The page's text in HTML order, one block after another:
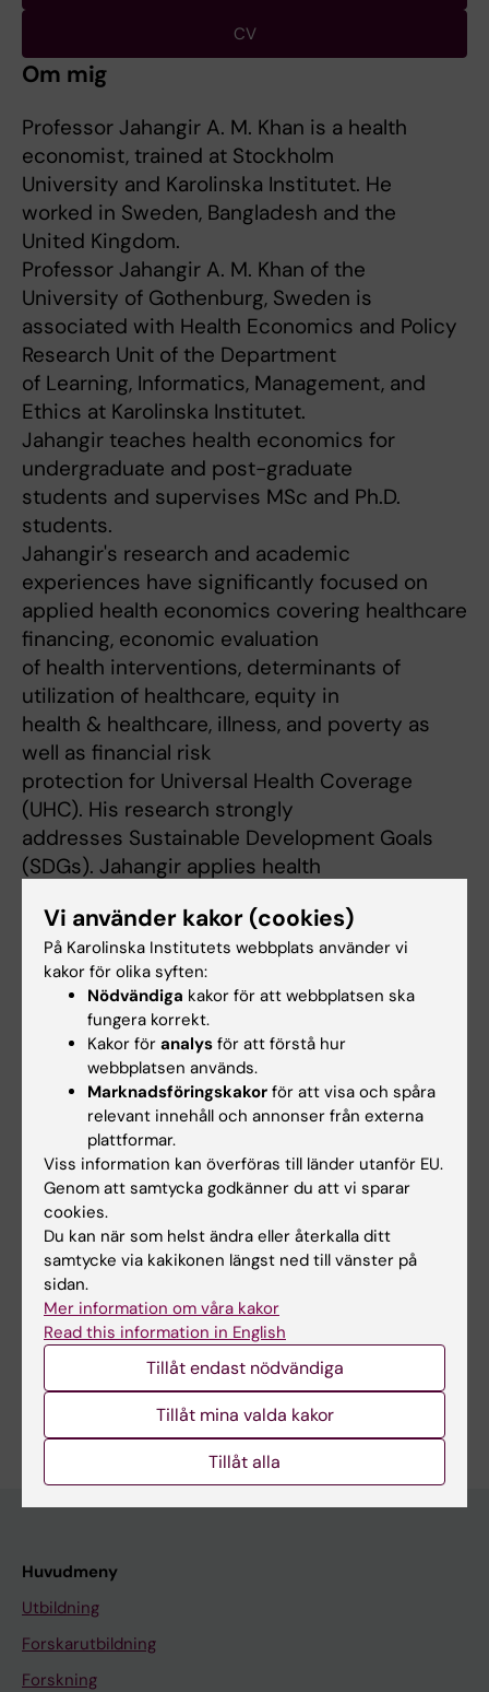
CV
Om mig
Professor Jahangir A. M. Khan is a health
economist, trained at Stockholm
University and Karolinska Institutet. He
worked in Sweden, Bangladesh and the
United Kingdom.
Professor Jahangir A. M. Khan of the
University of Gothenburg, Sweden is
associated with Health Economics and Policy
Research Unit of the Department
of Learning, Informatics, Management, and
Ethics at Karolinska Institutet.
Jahangir teaches health economics for
undergraduate and post-graduate
students and supervises MSc and Ph.D.
students.
Jahangir's research and academic
experiences have significantly focused on
applied health economics covering healthcare
financing, economic evaluation
of health interventions, determinants of
utilization of healthcare, equity in
health & healthcare, illness, and poverty as
well as financial risk
protection for Universal Health Coverage
(UHC). His research strongly
addresses Sustainable Development Goals
(SDGs). Jahangir applies health
Forskningsbeskrivning
*Selected publications*
1) Ahmed S, Dorina F, Satter SM, Sarker AR,
Sultana M, Gastanaduy PA,
Parashar U, Tateh JE, Gurley ES, *Khan JAM*.
2021. James D.
HeffelfingeraThe economic burden of
rotavirus hospitalization among
children
Forskningsområden:
Hälso- och sjukvårdsorganisation, hälsopolitik och
Är du Jahangir A.M. Khan?
Redigera din profil
Huvudmeny
Utbildning
Forskarutbildning
Forskning
Vi använder kakor (cookies)
På Karolinska Institutets webbplats använder vi
kakor för olika syften:
Nödvändiga kakor för att webbplatsen ska
fungera korrekt.
Kakor för analys för att förstå hur
webbplatsen används.
Marknadsföringskakor för att visa och spåra
relevant innehåll och annonser från externa
plattformar.
Viss information kan överföras till länder utanför EU.
Genom att samtycka godkänner du att vi sparar
cookies.
Du kan när som helst ändra eller återkalla ditt
samtycke via kakikonen längst ned till vänster på
sidan.
Mer information om våra kakor
Read this information in English
Tillåt endast nödvändiga
Tillåt mina valda kakor
Tillåt alla